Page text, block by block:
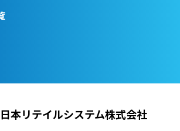
日本リテイルシステム株式会社